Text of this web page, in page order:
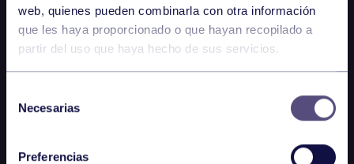
web, quienes pueden combinarla con otra información
que les haya proporcionado o que hayan recopilado a
partir del uso que haya hecho de sus servicios.
Necesarias
Preferencias